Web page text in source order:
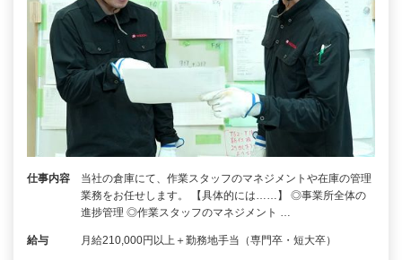
仕事内容
当社の倉庫にて、作業スタッフのマネジメントや在庫の管理
業務をお任せします。 【具体的には……】 ◎事業所全体の
進捗管理 ◎作業スタッフのマネジメント …
給与 月給210,000円以上＋勤務地手当（専門卒・短大卒）